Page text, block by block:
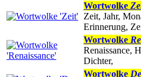
Wortwolke
Zeit, Jahr,
Erinnerung,
Wortwolke
Renaissance,
Dichter,
Wortwolke